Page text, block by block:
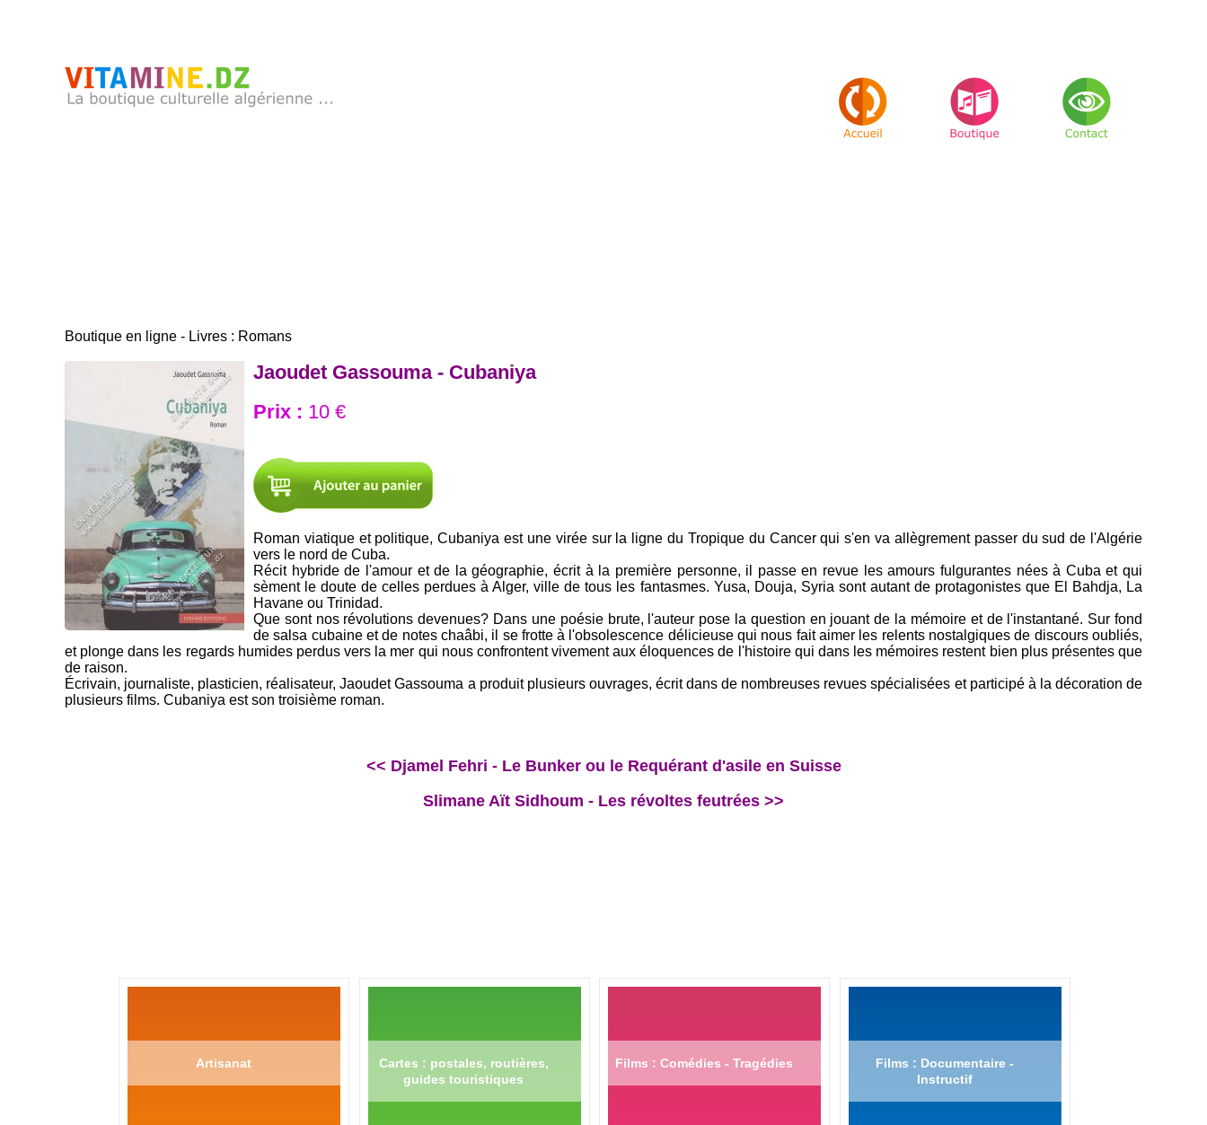
Boutique en ligne - Livres : Romans
Jaoudet Gassouma - Cubaniya
Prix : 10 €
Roman viatique et politique, Cubaniya est une virée sur la ligne du Tropique du Cancer qui s'en va allègrement passer du sud de l'Algérie
vers le nord de Cuba.
Récit hybride de l'amour et de la géographie, écrit à la première personne, il passe en revue les amours fulgurantes nées à Cuba et qui
sèment le doute de celles perdues à Alger, ville de tous les fantasmes. Yusa, Douja, Syria sont autant de protagonistes que El Bahdja, La
Havane ou Trinidad.
Que sont nos révolutions devenues? Dans une poésie brute, l'auteur pose la question en jouant de la mémoire et de l'instantané. Sur fond
de salsa cubaine et de notes chaâbi, il se frotte à l'obsolescence délicieuse qui nous fait aimer les relents nostalgiques de discours oubliés,
et plonge dans les regards humides perdus vers la mer qui nous confrontent vivement aux éloquences de l'histoire qui dans les mémoires restent bien plus présentes que
de raison.
Écrivain, journaliste, plasticien, réalisateur, Jaoudet Gassouma a produit plusieurs ouvrages, écrit dans de nombreuses revues spécialisées et participé à la décoration de
plusieurs films. Cubaniya est son troisième roman.
<< Djamel Fehri - Le Bunker ou le Requérant d'asile en Suisse
Slimane Aït Sidhoum - Les révoltes feutrées >>
Artisanat
Cartes : postales, routières,
guides touristiques
Films : Comédies - Tragédies
Films : Documentaire -
Instructif